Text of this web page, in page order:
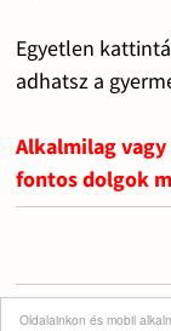
Oldalainkon és mobil
Egyetlen
adhatsz a
Alkalmilag vagy
fontos dolgok